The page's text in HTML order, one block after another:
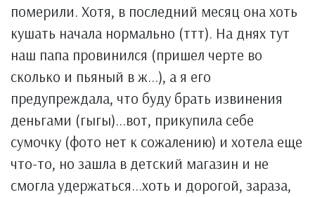
померили. Хотя, в последний месяц она хоть
кушать начала нормально (ттт). На днях тут
наш папа провинился (пришел черте во
сколько и пьяный в ж...), а я его
предупреждала, что буду брать извинения
деньгами (гыгы)...вот, прикупила себе
сумочку (фото нет к сожалению) и хотела еще
что-то, но зашла в детский магазин и не
смогла удержаться...хоть и дорогой, зараза,